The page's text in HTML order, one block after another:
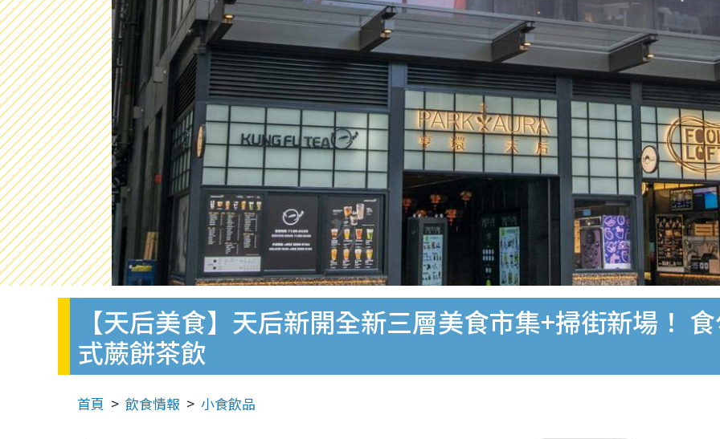
【天后美食】天后新開全新三層美食市集+掃街新場！
式蕨餅茶飲
首頁 飲食情報 小食飲品